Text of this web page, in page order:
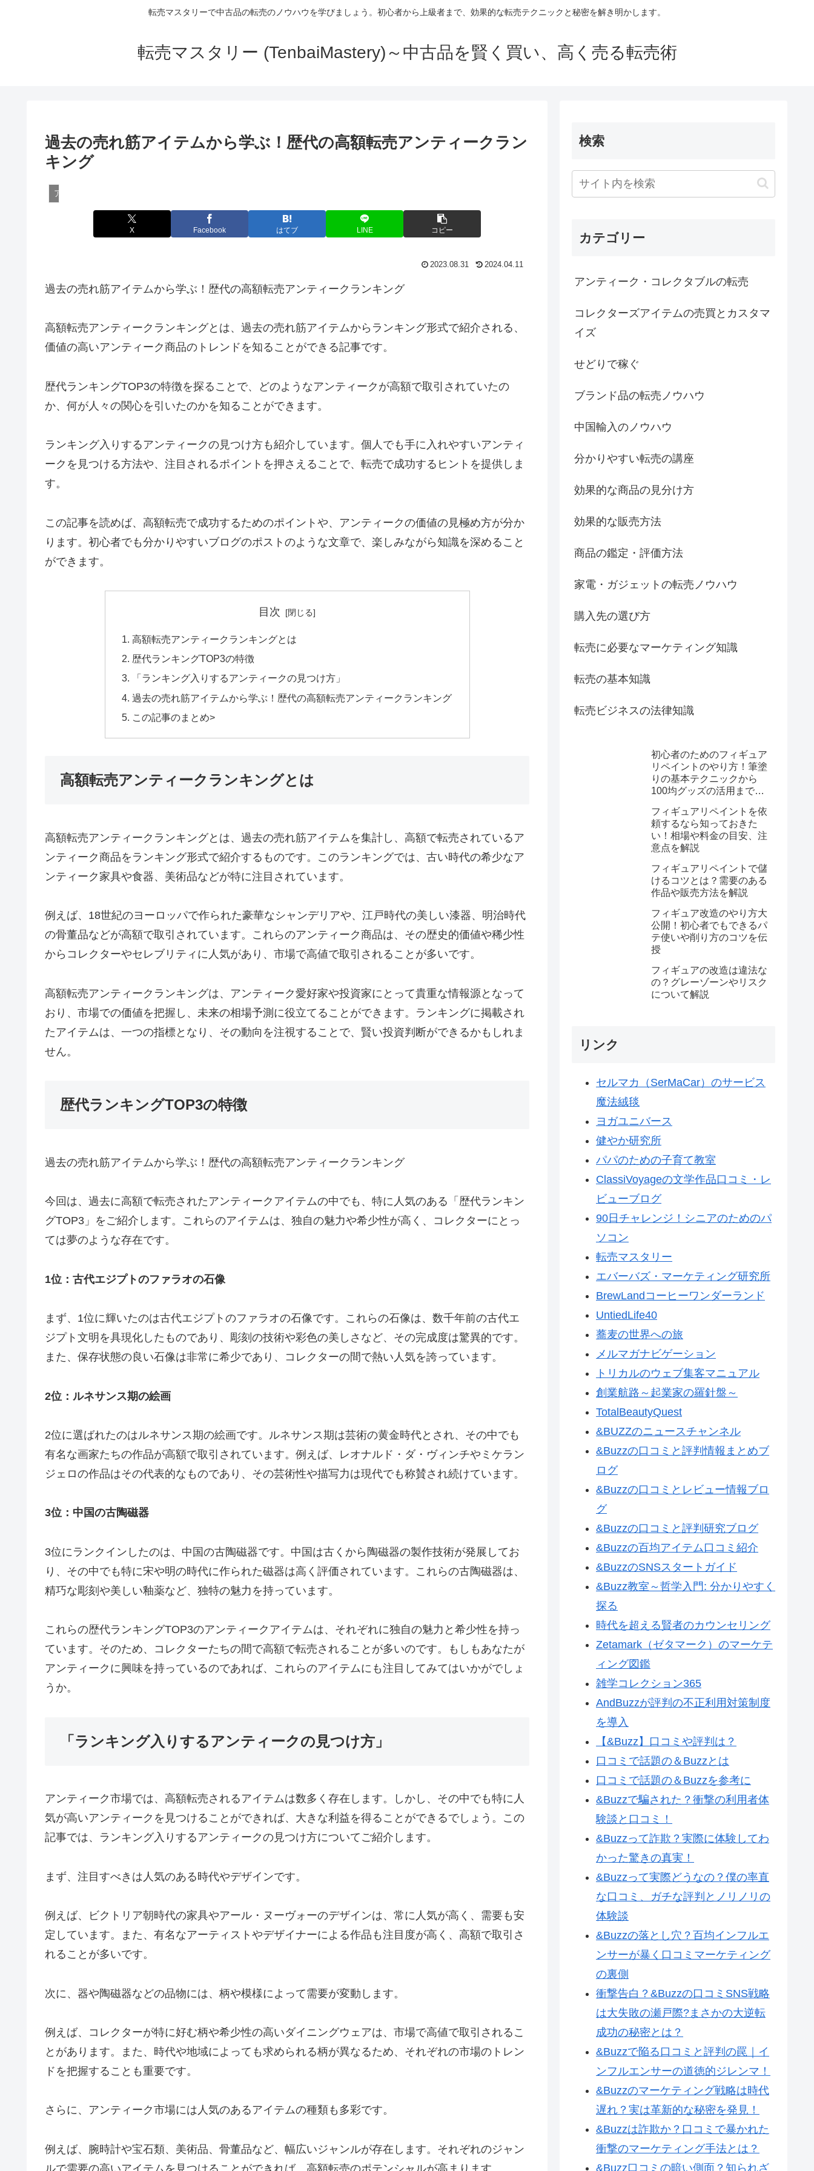
転売マスタリーで中古品の転売のノウハウを学びましょう。初心者から上級者まで、効果的な転売テクニックと秘密を解き明かします。
転売マスタリー (TenbaiMastery)～中古品を賢く買い、高く売る転売術
過去の売れ筋アイテムから学ぶ！歴代の高額転売アンティークラン
キング
アンティーク・コレクタブルの転売
X Facebook はてブ LINE コピー
2023.08.31 2024.04.11
過去の売れ筋アイテムから学ぶ！歴代の高額転売アンティークランキング
高額転売アンティークランキングとは、過去の売れ筋アイテムからランキング形式で紹介される、
価値の高いアンティーク商品のトレンドを知ることができる記事です。
歴代ランキングTOP3の特徴を探ることで、どのようなアンティークが高額で取引されていたの
か、何が人々の関心を引いたのかを知ることができます。
ランキング入りするアンティークの見つけ方も紹介しています。個人でも手に入れやすいアンティ
ークを見つける方法や、注目されるポイントを押さえることで、転売で成功するヒントを提供しま
す。
この記事を読めば、高額転売で成功するためのポイントや、アンティークの価値の見極め方が分か
ります。初心者でも分かりやすいブログのポストのような文章で、楽しみながら知識を深めること
ができます。
目次
高額転売アンティークランキングとは
歴代ランキングTOP3の特徴
「ランキング入りするアンティークの見つけ方」
過去の売れ筋アイテムから学ぶ！歴代の高額転売アンティークランキング
この記事のまとめ>
高額転売アンティークランキングとは
高額転売アンティークランキングとは、過去の売れ筋アイテムを集計し、高額で転売されているア
ンティーク商品をランキング形式で紹介するものです。このランキングでは、古い時代の希少なア
ンティーク家具や食器、美術品などが特に注目されています。
例えば、18世紀のヨーロッパで作られた豪華なシャンデリアや、江戸時代の美しい漆器、明治時代
の骨董品などが高額で取引されています。これらのアンティーク商品は、その歴史的価値や稀少性
からコレクターやセレブリティに人気があり、市場で高値で取引されることが多いです。
高額転売アンティークランキングは、アンティーク愛好家や投資家にとって貴重な情報源となって
おり、市場での価値を把握し、未来の相場予測に役立てることができます。ランキングに掲載され
たアイテムは、一つの指標となり、その動向を注視することで、賢い投資判断ができるかもしれま
せん。
歴代ランキングTOP3の特徴
過去の売れ筋アイテムから学ぶ！歴代の高額転売アンティークランキング
今回は、過去に高額で転売されたアンティークアイテムの中でも、特に人気のある「歴代ランキン
グTOP3」をご紹介します。これらのアイテムは、独自の魅力や希少性が高く、コレクターにとっ
ては夢のような存在です。
1位：古代エジプトのファラオの石像
まず、1位に輝いたのは古代エジプトのファラオの石像です。これらの石像は、数千年前の古代エ
ジプト文明を具現化したものであり、彫刻の技術や彩色の美しさなど、その完成度は驚異的です。
また、保存状態の良い石像は非常に希少であり、コレクターの間で熱い人気を誇っています。
2位：ルネサンス期の絵画
2位に選ばれたのはルネサンス期の絵画です。ルネサンス期は芸術の黄金時代とされ、その中でも
有名な画家たちの作品が高額で取引されています。例えば、レオナルド・ダ・ヴィンチやミケラン
ジェロの作品はその代表的なものであり、その芸術性や描写力は現代でも称賛され続けています。
3位：中国の古陶磁器
3位にランクインしたのは、中国の古陶磁器です。中国は古くから陶磁器の製作技術が発展してお
り、その中でも特に宋や明の時代に作られた磁器は高く評価されています。これらの古陶磁器は、
精巧な彫刻や美しい釉薬など、独特の魅力を持っています。
これらの歴代ランキングTOP3のアンティークアイテムは、それぞれに独自の魅力と希少性を持っ
ています。そのため、コレクターたちの間で高額で転売されることが多いのです。もしもあなたが
アンティークに興味を持っているのであれば、これらのアイテムにも注目してみてはいかがでしょ
うか。
「ランキング入りするアンティークの見つけ方」
アンティーク市場では、高額転売されるアイテムは数多く存在します。しかし、その中でも特に人
気が高いアンティークを見つけることができれば、大きな利益を得ることができるでしょう。この
記事では、ランキング入りするアンティークの見つけ方についてご紹介します。
まず、注目すべきは人気のある時代やデザインです。
例えば、ビクトリア朝時代の家具やアール・ヌーヴォーのデザインは、常に人気が高く、需要も安
定しています。また、有名なアーティストやデザイナーによる作品も注目度が高く、高額で取引さ
れることが多いです。
次に、器や陶磁器などの品物には、柄や模様によって需要が変動します。
例えば、コレクターが特に好む柄や希少性の高いダイニングウェアは、市場で高値で取引されるこ
とがあります。また、時代や地域によっても求められる柄が異なるため、それぞれの市場のトレン
ドを把握することも重要です。
さらに、アンティーク市場には人気のあるアイテムの種類も多彩です。
例えば、腕時計や宝石類、美術品、骨董品など、幅広いジャンルが存在します。それぞれのジャン
ルで需要の高いアイテムを見つけることができれば、高額転売のポテンシャルが高まります。
検索
カテゴリー
アンティーク・コレクタブルの転売
コレクターズアイテムの売買とカスタマ
イズ
せどりで稼ぐ
ブランド品の転売ノウハウ
中国輸入のノウハウ
分かりやすい転売の講座
効果的な商品の見分け方
効果的な販売方法
商品の鑑定・評価方法
家電・ガジェットの転売ノウハウ
購入先の選び方
転売に必要なマーケティング知識
転売の基本知識
転売ビジネスの法律知識
初心者のためのフィギュア
リペイントのやり方！筆塗
りの基本テクニックから
100均グッズの活用まで徹
フィギュアリペイントを依
頼するなら知っておきた
い！相場や料金の目安、注
意点を解説
フィギュアリペイントで儲
けるコツとは？需要のある
作品や販売方法を解説
フィギュア改造のやり方大
公開！初心者でもできるパ
テ使いや削り方のコツを伝
授
フィギュアの改造は違法な
の？グレーゾーンやリスク
について解説
リンク
セルマカ（SerMaCar）のサービス
魔法絨毯
ヨガユニバース
健やか研究所
パパのための子育て教室
ClassiVoyageの文学作品口コミ・レ
ビューブログ
90日チャレンジ！シニアのためのパ
ソコン
転売マスタリー
エバーバズ・マーケティング研究所
BrewLandコーヒーワンダーランド
UntiedLife40
蕎麦の世界への旅
メルマガナビゲーション
トリカルのウェブ集客マニュアル
創業航路～起業家の羅針盤～
TotalBeautyQuest
&BUZZのニュースチャンネル
&Buzzの口コミと評判情報まとめブ
ログ
&Buzzの口コミとレビュー情報ブロ
グ
&Buzzの口コミと評判研究ブログ
&Buzzの百均アイテム口コミ紹介
&BuzzのSNSスタートガイド
&Buzz教室～哲学入門: 分かりやすく
探る
時代を超える賢者のカウンセリング
Zetamark（ゼタマーク）のマーケテ
ィング図鑑
雑学コレクション365
AndBuzzが評判の不正利用対策制度
を導入
【&Buzz】口コミや評判は？
口コミで話題の＆Buzzとは
口コミで話題の＆Buzzを参考に
&Buzzで騙された？衝撃の利用者体
験談と口コミ！
&Buzzって詐欺？実際に体験してわ
かった驚きの真実！
&Buzzって実際どうなの？僕の率直
な口コミ、ガチな評判とノリノリの
体験談
&Buzzの落とし穴？百均インフルエ
ンサーが暴く口コミマーケティング
の裏側
衝撃告白？&Buzzの口コミSNS戦略
は大失敗の瀬戸際?まさかの大逆転
成功の秘密とは？
&Buzzで陥る口コミと評判の罠｜イ
ンフルエンサーの道徳的ジレンマ！
&Buzzのマーケティング戦略は時代
遅れ？実は革新的な秘密を発見！
&Buzzは詐欺か？口コミで暴かれた
衝撃のマーケティング手法とは？
&Buzz口コミの暗い側面？知られざ